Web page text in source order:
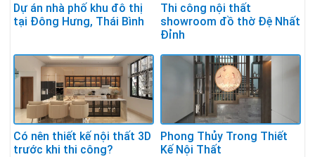
Dự án nhà phố khu đô thị
tại Đông Hưng, Thái Bình
Thi công nội thất
showroom đồ thờ Đệ Nhất
Đỉnh
Có nên thiết kế nội thất 3D
trước khi thi công?
Phong Thủy Trong Thiết
Kế Nội Thất